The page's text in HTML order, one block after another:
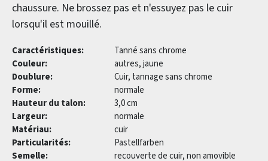
chaussure. Ne brossez pas et n'essuyez pas le cuir
lorsqu'il est mouillé.
Caractéristiques:
Tanné sans chrome
Couleur:
autres, jaune
Doublure:
Cuir, tannage sans chrome
Forme:
normale
Hauteur du talon:
3,0 cm
Largeur:
normale
Matériau:
cuir
Particularités:
Pastellfarben
Semelle:
recouverte de cuir, non amovible